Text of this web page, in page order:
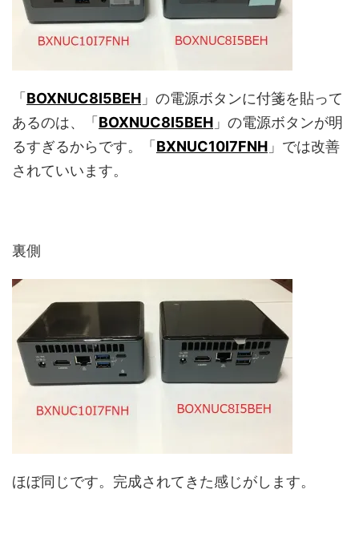
「 BOXNUC8I5BEH 」の電源ボタンに付箋を貼って
あるのは、「 BOXNUC8I5BEH 」の電源ボタンが明
るすぎるからです。「 BXNUC10I7FNH 」では改善
されていいます。
裏側
ほぼ同じです。完成されてきた感じがします。